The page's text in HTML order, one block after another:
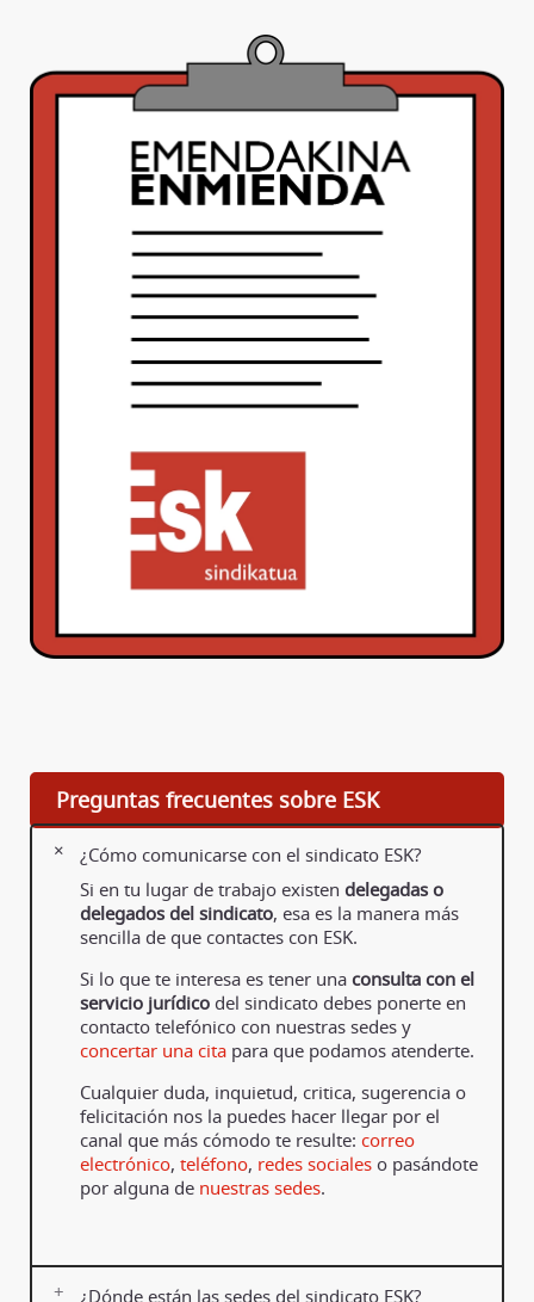
Preguntas frecuentes sobre ESK
¿Cómo comunicarse con el sindicato ESK?
Si en tu lugar de trabajo existen delegadas o
delegados del sindicato, esa es la manera más
sencilla de que contactes con ESK.
Si lo que te interesa es tener una consulta con el
servicio jurídico del sindicato debes ponerte en
contacto telefónico con nuestras sedes y
concertar una cita para que podamos atenderte.
Cualquier duda, inquietud, critica, sugerencia o
felicitación nos la puedes hacer llegar por el
canal que más cómodo te resulte: correo
electrónico, teléfono, redes sociales o pasándote
por alguna de nuestras sedes.
¿Dónde están las sedes del sindicato ESK?